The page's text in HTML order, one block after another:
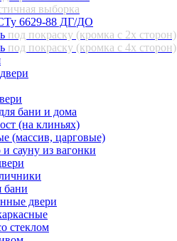
выборка
6629-88 ДГ/ДО
под покраску (кромка с 2х сторон)
под покраску (кромка с 4х сторон)
бани и дома
(на клиньях)
(массив, царговые)
сауну из вагонки
бани
двери